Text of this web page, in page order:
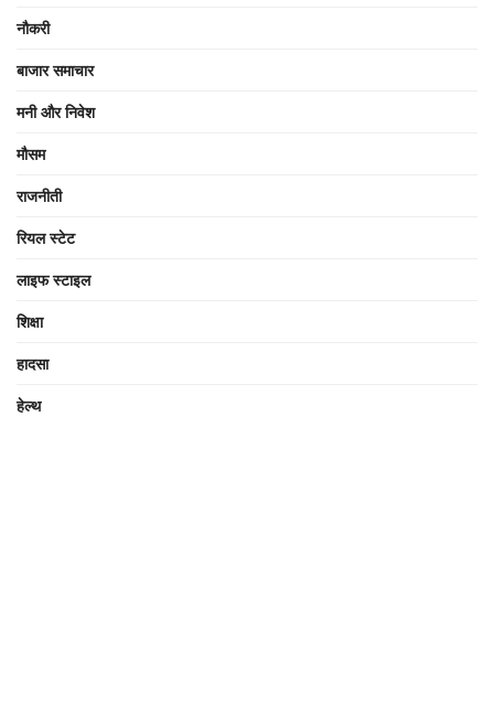
नौकरी
बाजार समाचार
मनी और निवेश
मौसम
राजनीती
रियल स्टेट
लाइफ स्टाइल
शिक्षा
हादसा
हेल्थ